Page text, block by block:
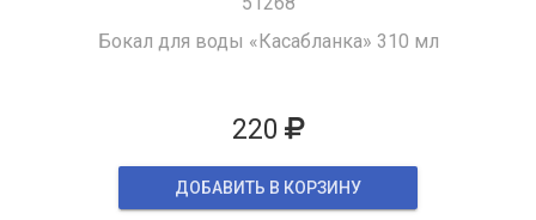
Бокал для воды «Касабланка» 310 мл
220
ДОБАВИТЬ В КОРЗИНУ